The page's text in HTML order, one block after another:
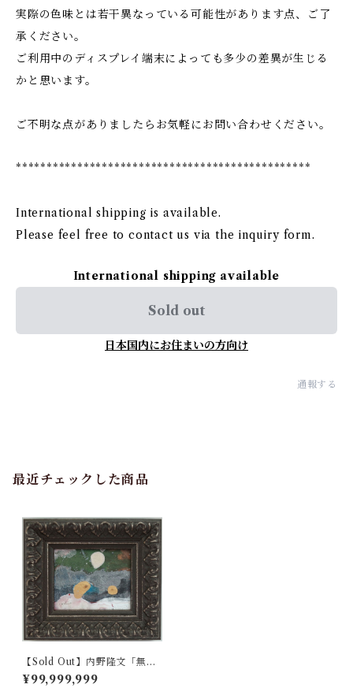
実際の色味とは若干異なっている可能性があります点、ご了
承ください。
ご利用中のディスプレイ端末によっても多少の差異が生じる
かと思います。
ご不明な点がありましたらお気軽にお問い合わせください。
************************************************
International shipping is available.
Please feel free to contact us via the inquiry form.
International shipping available
Sold out
日本国内にお住まいの方向け
通報する
最近チェックした商品
【Sold Out】内野隆文「無
題」
¥99,999,999